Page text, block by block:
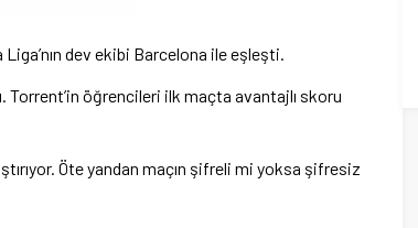
dev ekibi Barcelona ile eşleşti.
Torrent’in öğrencileri ilk maçta avantajlı skoru
Öte yandan maçın şifreli mi yoksa şifresiz